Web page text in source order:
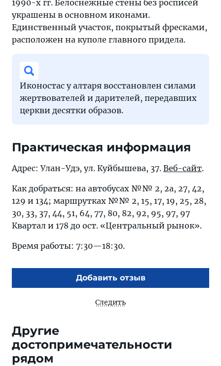
1990-х гг. Белоснежные стены без росписей
украшены в основном иконами.
Единственный участок, покрытый фресками,
расположен на куполе главного придела.
Иконостас у алтаря восстановлен силами
жертвователей и дарителей, передавших
церкви десятки образов.
Практическая информация
Адрес: Улан-Удэ, ул. Куйбышева, 37. Веб-сайт.
Как добраться: на автобусах №№ 2, 2а, 27, 42,
129 и 134; маршрутках №№ 2, 15, 17, 19, 25, 28,
30, 33, 37, 44, 51, 64, 77, 80, 82, 92, 95, 97, 97
Квартал и 178 до ост. «Центральный рынок».
Время работы: 7:30—18:30.
Добавить отзыв
Следить
Другие
достопримечательности
рядом